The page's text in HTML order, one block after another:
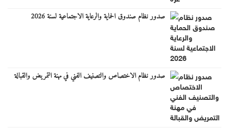
صدور نظام صندوق الحماية والرعاية الاجتماعية لسنة 2026
صدور نظام الاختصاص والتصنيف الفني في مهنة التمريض والقبالة